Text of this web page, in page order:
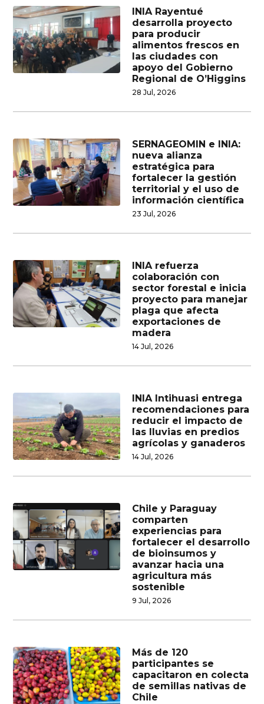
INIA Rayentué
desarrolla proyecto
para producir
alimentos frescos en
las ciudades con
apoyo del Gobierno
Regional de O’Higgins
28 Jul, 2026
SERNAGEOMIN e INIA:
nueva alianza
estratégica para
fortalecer la gestión
territorial y el uso de
información científica
23 Jul, 2026
INIA refuerza
colaboración con
sector forestal e inicia
proyecto para manejar
plaga que afecta
exportaciones de
madera
14 Jul, 2026
INIA Intihuasi entrega
recomendaciones para
reducir el impacto de
las lluvias en predios
agrícolas y ganaderos
14 Jul, 2026
Chile y Paraguay
comparten
experiencias para
fortalecer el desarrollo
de bioinsumos y
avanzar hacia una
agricultura más
sostenible
9 Jul, 2026
Más de 120
participantes se
capacitaron en colecta
de semillas nativas de
Chile